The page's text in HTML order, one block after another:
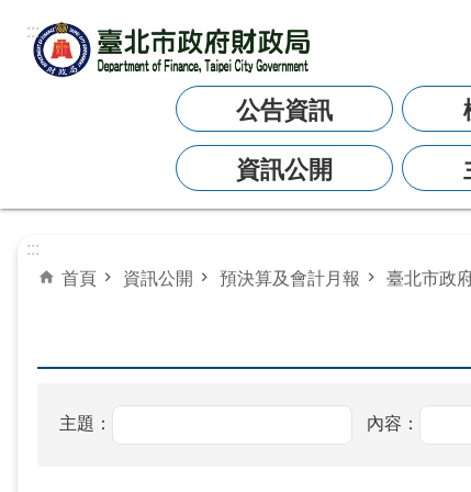
跳到主要內容區塊
:::
公告資訊
資訊公開
:::
首頁 資訊公開 預決算及會計月報 臺北市政
主題： 內容：